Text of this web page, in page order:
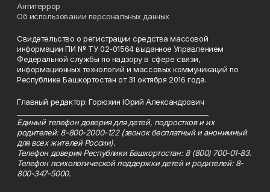
Антитеррор
Об использовании персональных данных
Свидетельство о регистрации средства массовой
информации ПИ № ТУ 02-01564 выданное Управлением
Федеральной службы по надзору в сфере связи,
информационных технологий и массовых коммуникаций по
Республике Башкортостан от 31 октября 2016 года.
Главный редактор: Горюхин Юрий Александрович
Единый телефон доверия для детей, подростков и их
родителей: 8-800-2000-122 (звонок бесплатный и анонимный
для всех жителей России).
Телефон доверия Республики Башкортостан: 8 (800) 700-01-83.
Телефон психологической поддержки детей и родителей: 8-
800-347-5000.